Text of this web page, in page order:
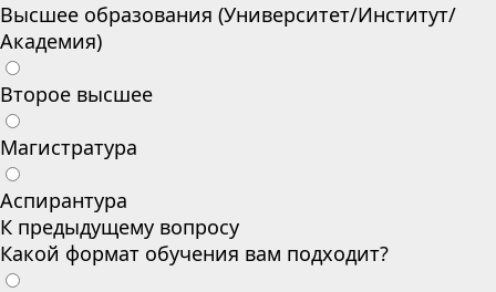
Высшее образования (Университет/Институт/
Академия)
Второе высшее
Магистратура
Аспирантура
К предыдущему вопросу
Какой формат обучения вам подходит?